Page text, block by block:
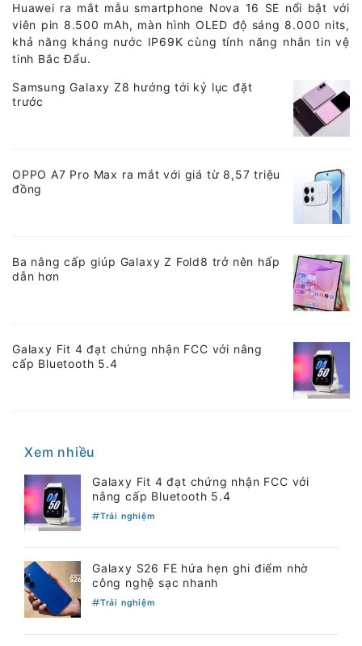
Huawei ra mắt mẫu smartphone Nova 16 SE nổi bật với
viên pin 8.500 mAh, màn hình OLED độ sáng 8.000 nits,
khả năng kháng nước IP69K cùng tính năng nhắn tin vệ
tinh Bắc Đẩu.
Samsung Galaxy Z8 hướng tới kỷ lục đặt
trước
OPPO A7 Pro Max ra mắt với giá từ 8,57 triệu
đồng
Ba nâng cấp giúp Galaxy Z Fold8 trở nên hấp
dẫn hơn
Galaxy Fit 4 đạt chứng nhận FCC với nâng
cấp Bluetooth 5.4
Xem nhiều
Galaxy Fit 4 đạt chứng nhận FCC với
nâng cấp Bluetooth 5.4
Trải nghiệm
Galaxy S26 FE hứa hẹn ghi điểm nhờ
công nghệ sạc nhanh
Trải nghiệm